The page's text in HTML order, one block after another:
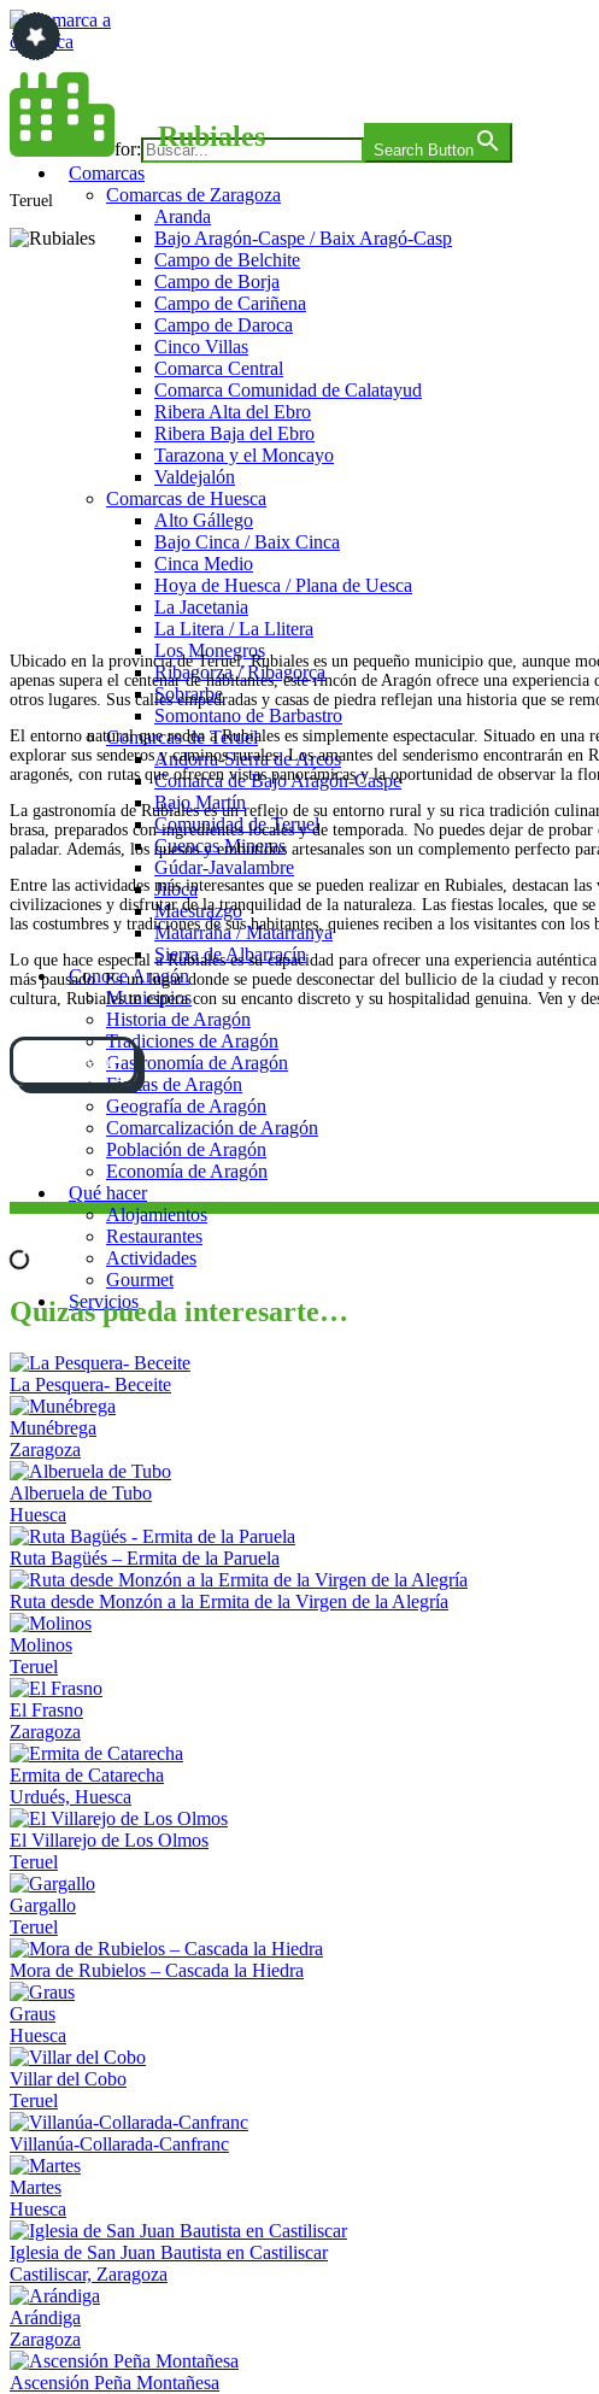
Saltar
al
contenido
Comarca a comarca
Search for: Search Button
Comarcas
Comarcas de Zaragoza
Aranda
Bajo Aragón-Caspe / Baix Aragó-Casp
Campo de Belchite
Campo de Borja
Campo de Cariñena
Campo de Daroca
Cinco Villas
Comarca Central
Comarca Comunidad de Calatayud
Ribera Alta del Ebro
Ribera Baja del Ebro
Tarazona y el Moncayo
Valdejalón
Comarcas de Huesca
Alto Gállego
Bajo Cinca / Baix Cinca
Cinca Medio
Hoya de Huesca / Plana de Uesca
La Jacetania
La Litera / La Llitera
Los Monegros
Ribagorza / Ribagorça
Sobrarbe
Somontano de Barbastro
Comarcas de Teruel
Andorra-Sierra de Arcos
Comarca de Bajo Aragón-Caspe
Bajo Martín
Comunidad de Teruel
Cuencas Mineras
Gúdar-Javalambre
Jiloca
Maestrazgo
Matarraña / Matarranya
Sierra de Albarracín
Conoce Aragón
Municipios
Historia de Aragón
Tradiciones de Aragón
Gastronomía de Aragón
Fiestas de Aragón
Geografía de Aragón
Comarcalización de Aragón
Población de Aragón
Economía de Aragón
Qué hacer
Alojamientos
Restaurantes
Actividades
Gourmet
Servicios
Rubiales
Teruel
Ubicado en la provincia de Teruel, Rubiales es un pequeño municipio que, aunque
apenas supera el centenar de habitantes, este rincón de Aragón ofrece una
otros lugares. Sus calles empedradas y casas de piedra reflejan una historia que se
El entorno natural que rodea a Rubiales es simplemente espectacular. Situado en
explorar sus senderos y caminos rurales. Los amantes del senderismo encontrarán
aragonés, con rutas que ofrecen vistas panorámicas y la oportunidad de observar la
La gastronomía de Rubiales es un reflejo de su entorno rural y su rica tradición
brasa, preparados con ingredientes locales y de temporada. No puedes dejar de
paladar. Además, los quesos y embutidos artesanales son un complemento perfecto
Entre las actividades más interesantes que se pueden realizar en Rubiales, destacan
civilizaciones y disfrutar de la tranquilidad de la naturaleza. Las fiestas locales, que
las costumbres y tradiciones de sus habitantes, quienes reciben a los visitantes con los
Lo que hace especial a Rubiales es su capacidad para ofrecer una experiencia
más pausado. Es un lugar donde se puede desconectar del bullicio de la ciudad y
cultura, Rubiales te espera con su encanto discreto y su hospitalidad genuina. Ven y
Cómo llegar
Quizás pueda interesarte…
La Pesquera- Beceite
Munébrega
Zaragoza
Alberuela de Tubo
Huesca
Ruta Bagüés – Ermita de la Paruela
Ruta desde Monzón a la Ermita de la Virgen de la Alegría
Molinos
Teruel
El Frasno
Zaragoza
Ermita de Catarecha
Urdués, Huesca
El Villarejo de Los Olmos
Teruel
Gargallo
Teruel
Mora de Rubielos – Cascada la Hiedra
Graus
Huesca
Villar del Cobo
Teruel
Villanúa-Collarada-Canfranc
Martes
Huesca
Iglesia de San Juan Bautista en Castiliscar
Castiliscar, Zaragoza
Arándiga
Zaragoza
Ascensión Peña Montañesa